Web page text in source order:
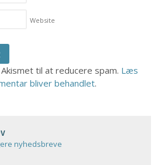
Website
til at reducere spam. Læs
bliver behandlet.
nyhedsbreve